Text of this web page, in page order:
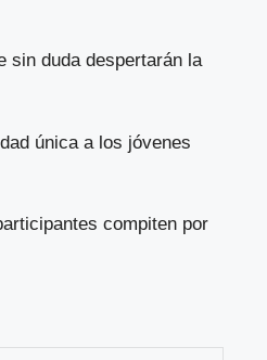
sin duda despertarán la
única a los jóvenes
compiten por